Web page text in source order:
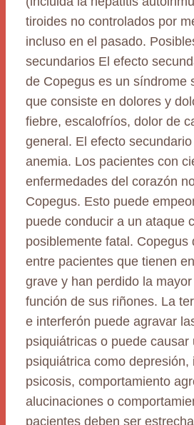
tiroides no controlados por
incluso en el pasado.
secundarios El efecto
de Copegus es un síndrome
que consiste en dolores y
fiebre, escalofríos, dolor de
general. El efecto
anemia. Los pacientes con
enfermedades del corazón
Copegus. Esto puede
puede conducir a un ataque
posiblemente fatal. Copegus
entre pacientes que tienen
grave y han perdido la
función de sus riñones. La
e interferón puede agravar
psiquiátricas o puede causar
psiquiátrica como depresión,
psicosis, comportamiento
alucinaciones o
pacientes deben ser